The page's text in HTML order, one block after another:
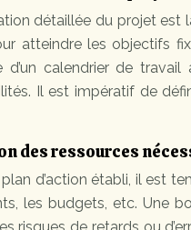
détaillée du projet est
atteindre les objectifs
d’un calendrier de
Il est impératif de
des ressources
d’action établi, il est
les budgets, etc. Une